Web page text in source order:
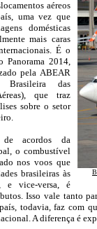
aéreos
uma vez que
domésticas
mais caras
É o
Panorama 2014,
pela ABEAR
Brasileira das
que traz
sobre o setor
acordos da
o combustível
nos voos que
brasileiras às
e vice-versa, é
Isso vale tanto
todavia, faz com
A diferença é